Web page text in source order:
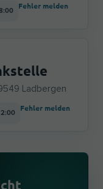
Fehler melden
Ladbergen
Fehler melden